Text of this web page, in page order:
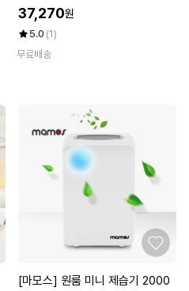
실리마린 비타민 A B 아연 엽산
37,270원
5.0 (1)
무료배송
[마모스] 원룸 미니 제습기 2000